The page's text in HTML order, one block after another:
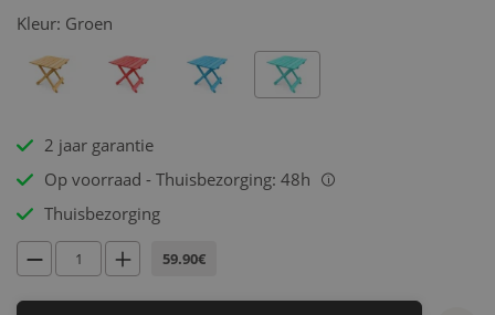
Kleur: Groen
2 jaar garantie
Op voorraad - Thuisbezorging: 48h
i
Thuisbezorging
59.90€